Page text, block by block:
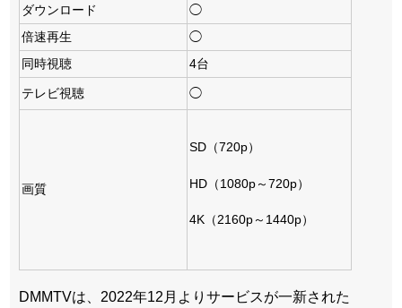
ダウンロード
◯
倍速再生
◯
同時視聴
4台
テレビ視聴 ◯
画質
SD（720p）
HD（1080p～720p）
4K（2160p～1440p）
DMMTVは、2022年12月よりサービスが一新された